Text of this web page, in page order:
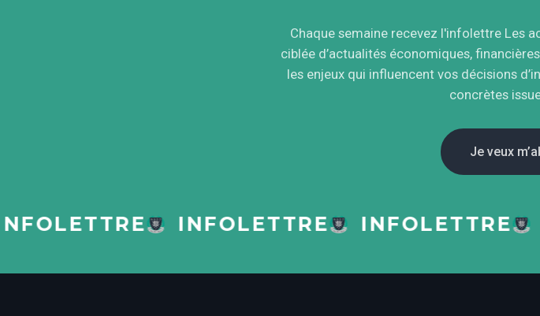
Chaque semaine recevez l'infolettre Les
ciblée d’actualités économiques,
les enjeux qui influencent vos décisions
concrètes
Je veux
INFOLETTRE INFOLETTRE